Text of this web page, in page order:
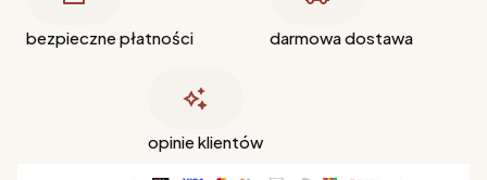
bezpieczne płatności darmowa dostawa
opinie klientów